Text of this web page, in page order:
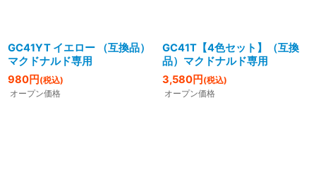
GC41YT イエロー （互換品）
マクドナルド専用
980円 (税込)
オープン価格
GC41T【4色セット】（互換
品）マクドナルド専用
3,580円 (税込)
オープン価格